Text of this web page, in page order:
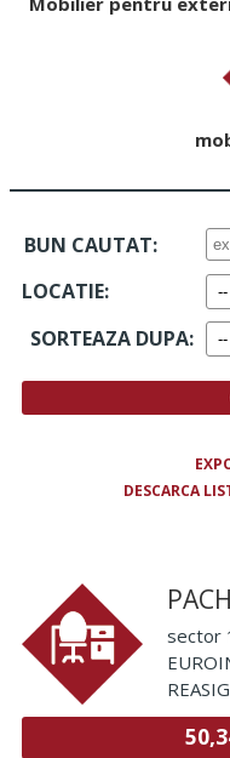
BUN CAUTAT:
LOCATIE:
SORTEAZA DUPA:
DESCARCA
sector